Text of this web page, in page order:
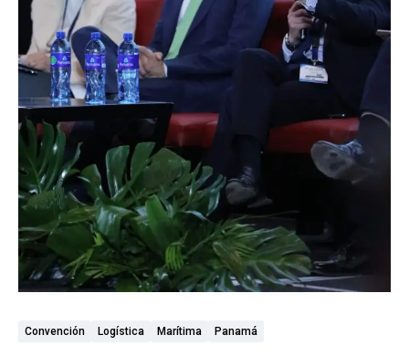
Convención Logística Marítima Panamá